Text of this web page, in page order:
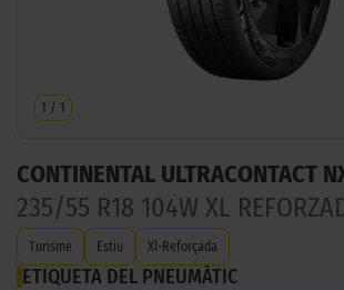
1 / 1
CONTINENTAL ULTRACONTACT
235/55 R18 104W XL
Turisme Estiu Xl-Reforçada
ETIQUETA DEL PNEUMÀTIC